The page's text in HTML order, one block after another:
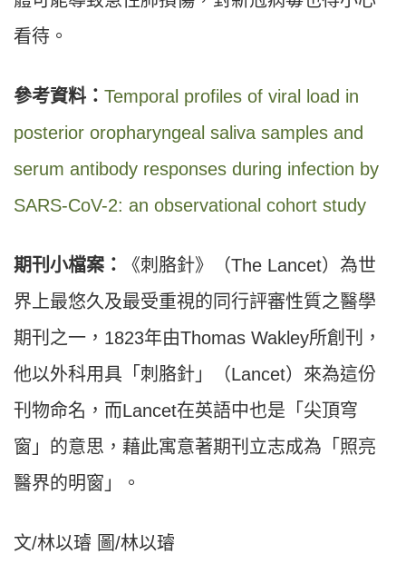
看待。
參考資料： Temporal profiles of viral load in
posterior oropharyngeal saliva samples and
serum antibody responses during infection by
SARS-CoV-2: an observational cohort study
期刊小檔案：
《刺胳針》（The Lancet）為世
界上最悠久及最受重視的同行評審性質之醫學
期刊之一，1823年由Thomas Wakley所創刊，
他以外科用具「刺胳針」（Lancet）來為這份
刊物命名，而Lancet在英語中也是「尖頂穹
窗」的意思，藉此寓意著期刊立志成為「照亮
醫界的明窗」。
文/林以璿 圖/林以璿